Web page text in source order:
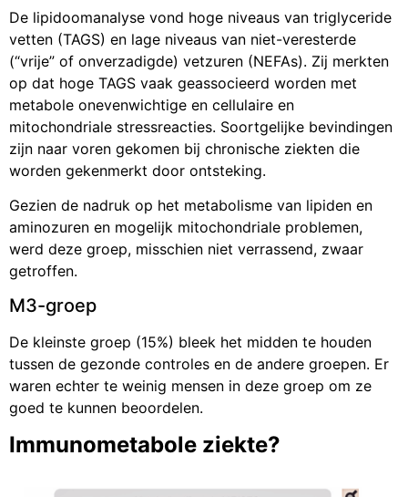
De lipidoomanalyse vond hoge niveaus van triglyceride
vetten (TAGS) en lage niveaus van niet-veresterde
(“vrije” of onverzadigde) vetzuren (NEFAs). Zij merkten
op dat hoge TAGS vaak geassocieerd worden met
metabole onevenwichtige en cellulaire en
mitochondriale stressreacties. Soortgelijke bevindingen
zijn naar voren gekomen bij chronische ziekten die
worden gekenmerkt door ontsteking.
Gezien de nadruk op het metabolisme van lipiden en
aminozuren en mogelijk mitochondriale problemen,
werd deze groep, misschien niet verrassend, zwaar
getroffen.
M3-groep
De kleinste groep (15%) bleek het midden te houden
tussen de gezonde controles en de andere groepen. Er
waren echter te weinig mensen in deze groep om ze
goed te kunnen beoordelen.
Immunometabole ziekte?